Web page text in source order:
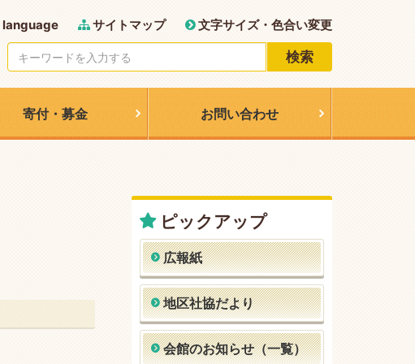
language サイトマップ
文字サイズ・色合い変更
検索
寄付・募金 お問い合わせ
ピックアップ
広報紙
地区社協だより
会館のお知らせ（一覧）